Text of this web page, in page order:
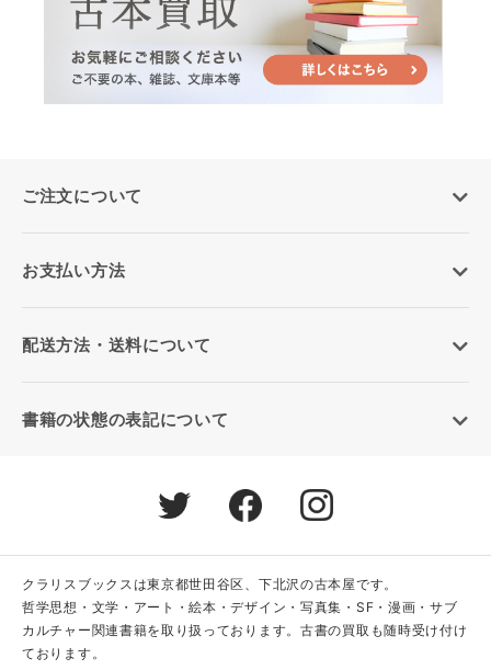
ご注文について
お支払い方法
配送方法・送料について
書籍の状態の表記について
クラリスブックスは東京都世田谷区、下北沢の古本屋です。
哲学思想・文学・アート・絵本・デザイン・写真集・SF・漫画・サブ
カルチャー関連書籍を取り扱っております。古書の買取も随時受け付け
ております。